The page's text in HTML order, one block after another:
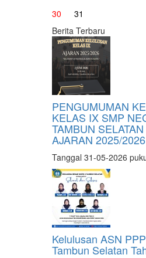
30
31
Berita Terbaru
PENGUMUMAN
KELAS IX SMP
TAMBUN
AJARAN 2025/2026
Tanggal 31-05-2026
Kelulusan ASN
Tambun Selatan